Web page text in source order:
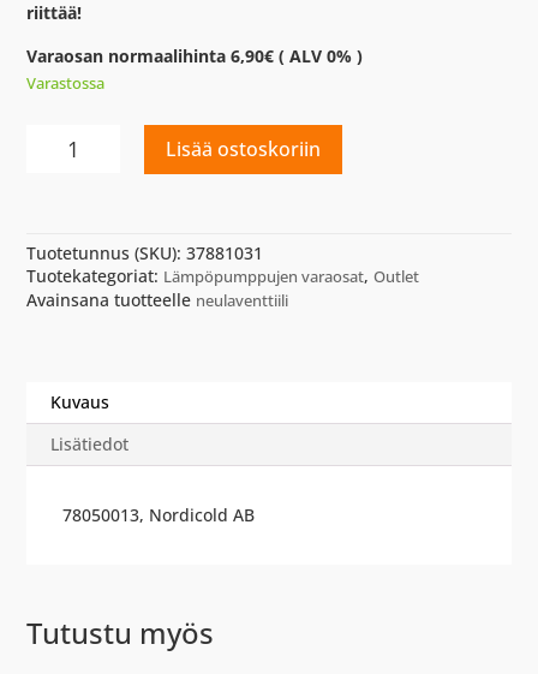
riittää!
Varaosan normaalihinta 6,90€ ( ALV 0% )
Varastossa
37881031
määrä
Lisää ostoskoriin
Tuotetunnus (SKU):37881031
Tuotekategoriat: Lämpöpumppujen varaosat,Outlet
Avainsana tuotteelle neulaventtiili
Kuvaus
Lisätiedot
78050013, Nordicold AB
Tutustu myös